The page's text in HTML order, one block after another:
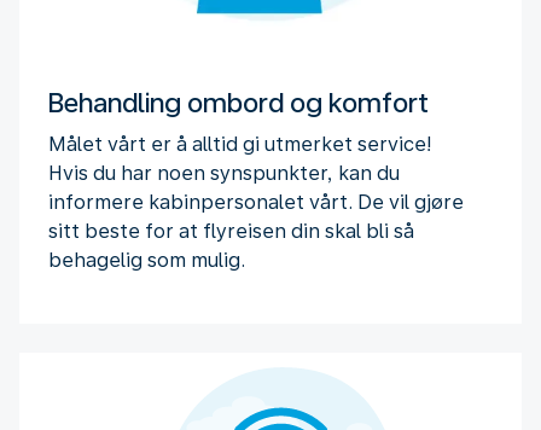
Behandling ombord og komfort
Målet vårt er å alltid gi utmerket service!
Hvis du har noen synspunkter, kan du
informere kabinpersonalet vårt. De vil gjøre
sitt beste for at flyreisen din skal bli så
behagelig som mulig.